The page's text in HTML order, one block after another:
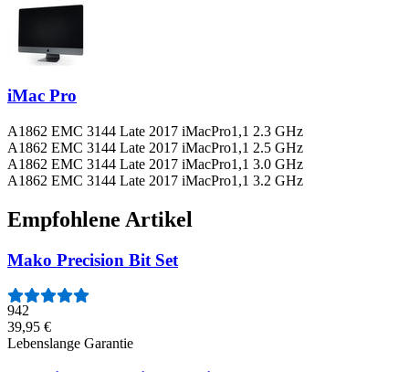
iMac Pro
A1862 EMC 3144 Late 2017 iMacPro1,1 2.3 GHz
A1862 EMC 3144 Late 2017 iMacPro1,1 2.5 GHz
A1862 EMC 3144 Late 2017 iMacPro1,1 3.0 GHz
A1862 EMC 3144 Late 2017 iMacPro1,1 3.2 GHz
Empfohlene Artikel
Mako Precision Bit Set
942
39,95 €
Lebenslange Garantie